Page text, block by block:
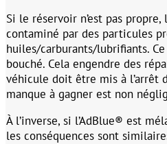
Si le réservoir n’est pas
contaminé par des particules
huiles/carburants/lubrifiants.
bouché. Cela engendre des
véhicule doit être mis à l’arrêt
manque à gagner est non
À l’inverse, si l’AdBlue® est
les conséquences sont